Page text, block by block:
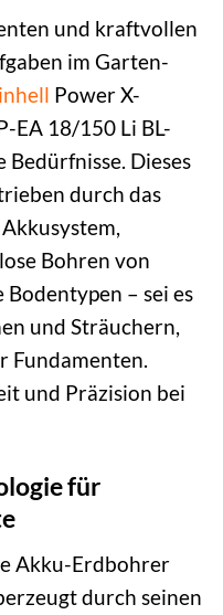
und kraftvollen
im Garten-
Power X-
EA 18/150 Li BL-
Dieses
durch das
Bohren von
– sei es
und Sträuchern,
Fundamenten.
und Präzision bei
für
Akku-Erdbohrer
durch seinen